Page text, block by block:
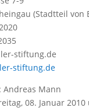
(Stadtteil von
stiftung.de
stiftung.de
Andreas Mann
08. Januar 2010